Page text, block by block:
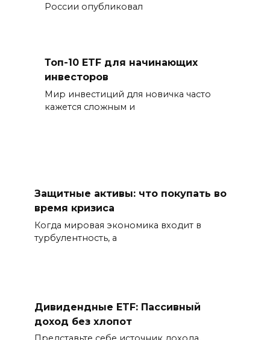
России опубликовал
Топ-10 ETF для начинающих
инвесторов
Мир инвестиций для новичка часто
кажется сложным и
Защитные активы: что покупать во
время кризиса
Когда мировая экономика входит в
турбулентность, а
Дивидендные ETF: Пассивный
доход без хлопот